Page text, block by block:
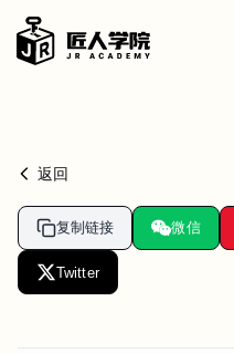
返回
复制链接 微信
Twitter